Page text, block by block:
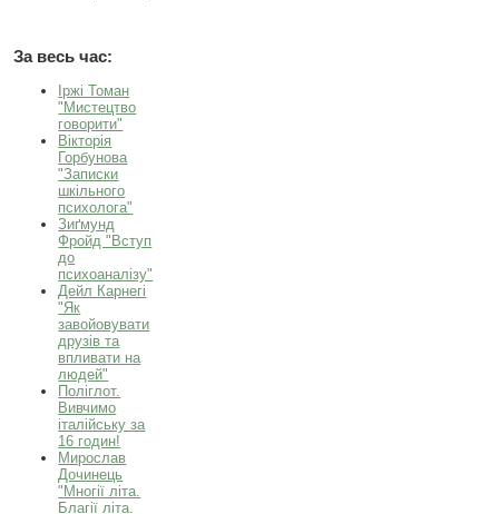
За весь час:
Іржі Томан
"Мистецтво
говорити"
Вікторія
Горбунова
"Записки
шкільного
психолога"
Зиґмунд
Фройд "Вступ
до
психоаналізу"
Дейл Карнегі
"Як
завойовувати
друзів та
впливати на
людей"
Поліглот.
Вивчимо
італійську за
16 годин!
Мирослав
Дочинець
"Многії літа.
Благії літа.